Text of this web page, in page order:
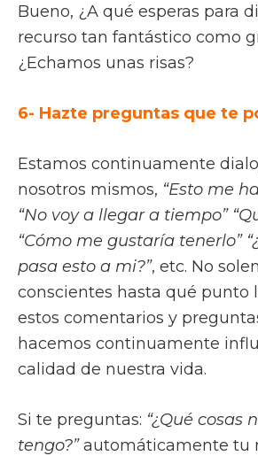
Bueno, ¿A qué esperas para
recurso tan fantástico como
¿Echamos unas risas?
6- Hazte preguntas que te
Estamos continuamente
nosotros mismos, “Esto me
“No voy a llegar a tiempo”
“Cómo me gustaría tenerlo”
pasa esto a mi?”, etc. No
conscientes hasta qué punto
estos comentarios y
hacemos continuamente
calidad de nuestra vida.
Si te preguntas: “¿Qué cosas
tengo?”automáticamente tu